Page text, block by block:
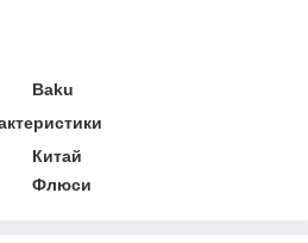
Baku
Китай
Флюси